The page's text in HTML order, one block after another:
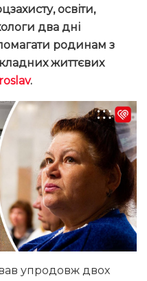
освіти,
два дні
родинам з
життєвих
.
упродовж двох